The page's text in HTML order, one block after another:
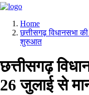
Home
छत्तीसगढ़ विधानसभा
शुरुआत
छत्तीसगढ़
26 जुलाई से